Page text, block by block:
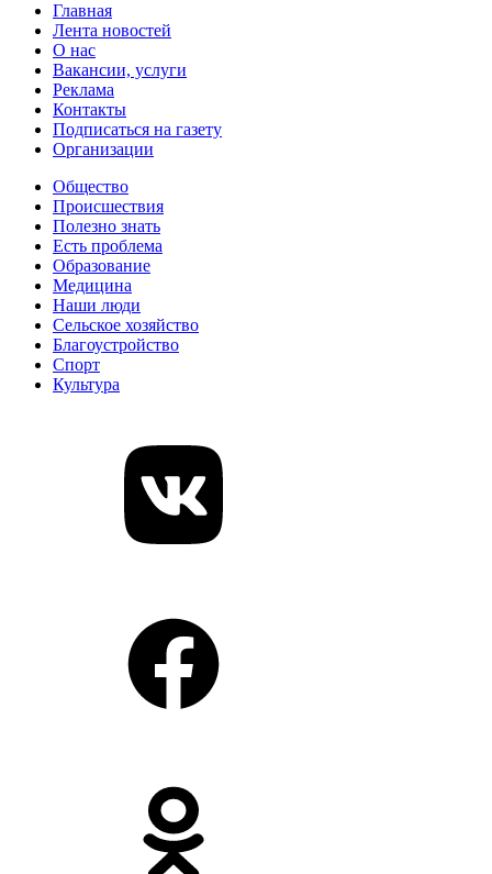
Главная
Лента новостей
О нас
Вакансии, услуги
Реклама
Контакты
Подписаться на газету
Организации
Общество
Происшествия
Полезно знать
Есть проблема
Образование
Медицина
Наши люди
Сельское хозяйство
Благоустройство
Спорт
Культура